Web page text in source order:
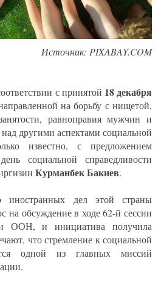
Источник: PIXABAY.COM
с принятой 18 декабря
на борьбу с нищетой,
равноправия мужчин и
другими аспектами социальной
известно, с предложением
социальной справедливости
Курманбек Бакиев.
иностранных дел этой страны
на обсуждение в ходе 62-й сессии
ООН, и инициатива получила
что стремление к социальной
одной из главных миссий